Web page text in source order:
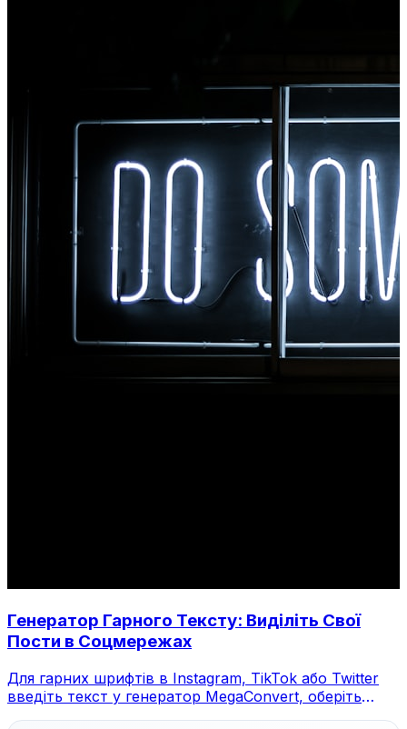
Генератор Гарного Тексту: Виділіть Свої
Пости в Соцмережах
Для гарних шрифтів в Instagram, TikTok або Twitter
введіть текст у генератор MegaConvert, оберіть